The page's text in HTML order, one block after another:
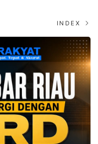
INDEX